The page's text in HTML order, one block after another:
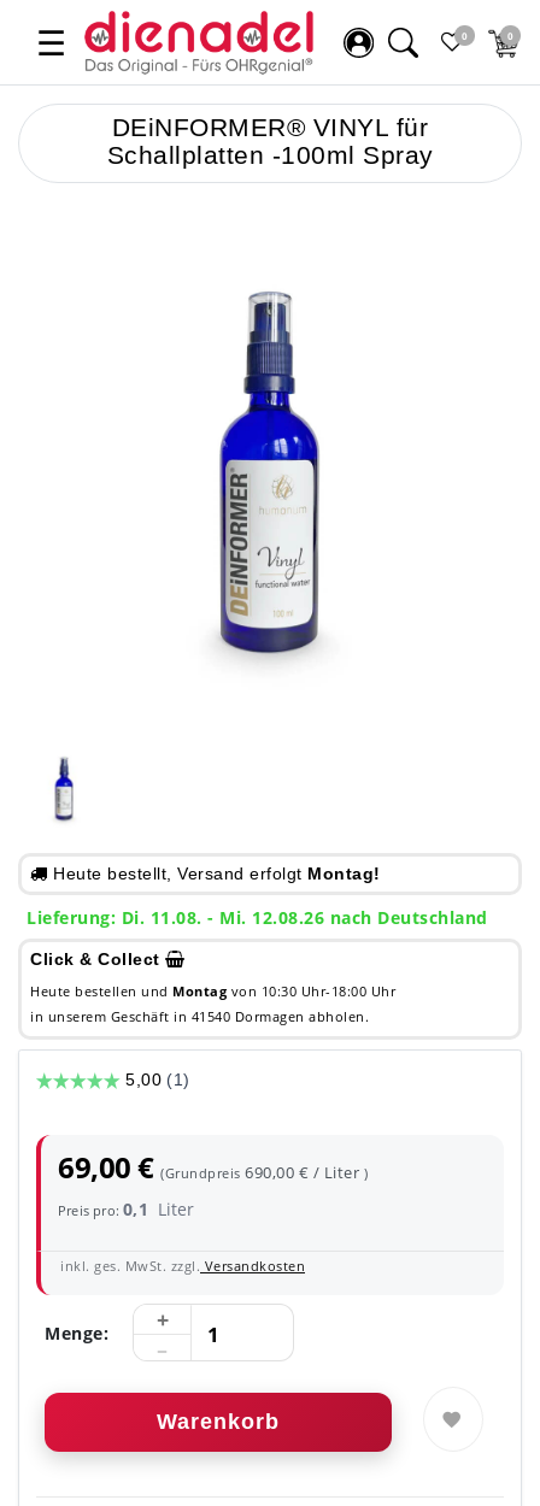
☰ 0 0
DEiNFORMER® VINYL für
Schallplatten -100ml Spray
Heute bestellt, Versand erfolgt Montag!
Lieferung: Di. 11.08. - Mi. 12.08.26 nach Deutschland
Click & Collect
Heute bestellen und Montag von 10:30 Uhr-18:00 Uhr
in unserem Geschäft in 41540 Dormagen abholen.
69,00 €(Grundpreis690,00 € / Liter )
Preis pro:0,1 Liter
inkl. ges. MwSt. zzgl. Versandkosten
Menge:
Warenkorb